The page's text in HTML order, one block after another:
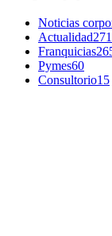
Noticias
Actualidad271
Franquicias
Pymes60
Consultorio15